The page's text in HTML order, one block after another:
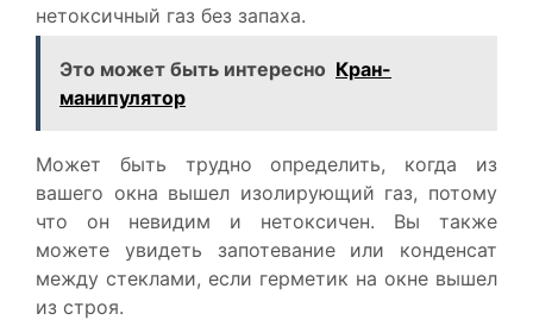
нетоксичный газ без запаха.
Это может быть интересно Кран-
манипулятор
Может быть трудно определить, когда из
вашего окна вышел изолирующий газ, потому
что он невидим и нетоксичен. Вы также
можете увидеть запотевание или конденсат
между стеклами, если герметик на окне вышел
из строя.